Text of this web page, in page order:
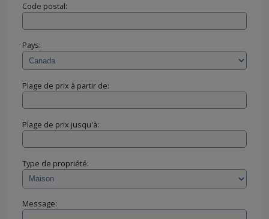
Code postal:
Pays:
Plage de prix à partir de:
Plage de prix jusqu'à:
Type de propriété:
Message: